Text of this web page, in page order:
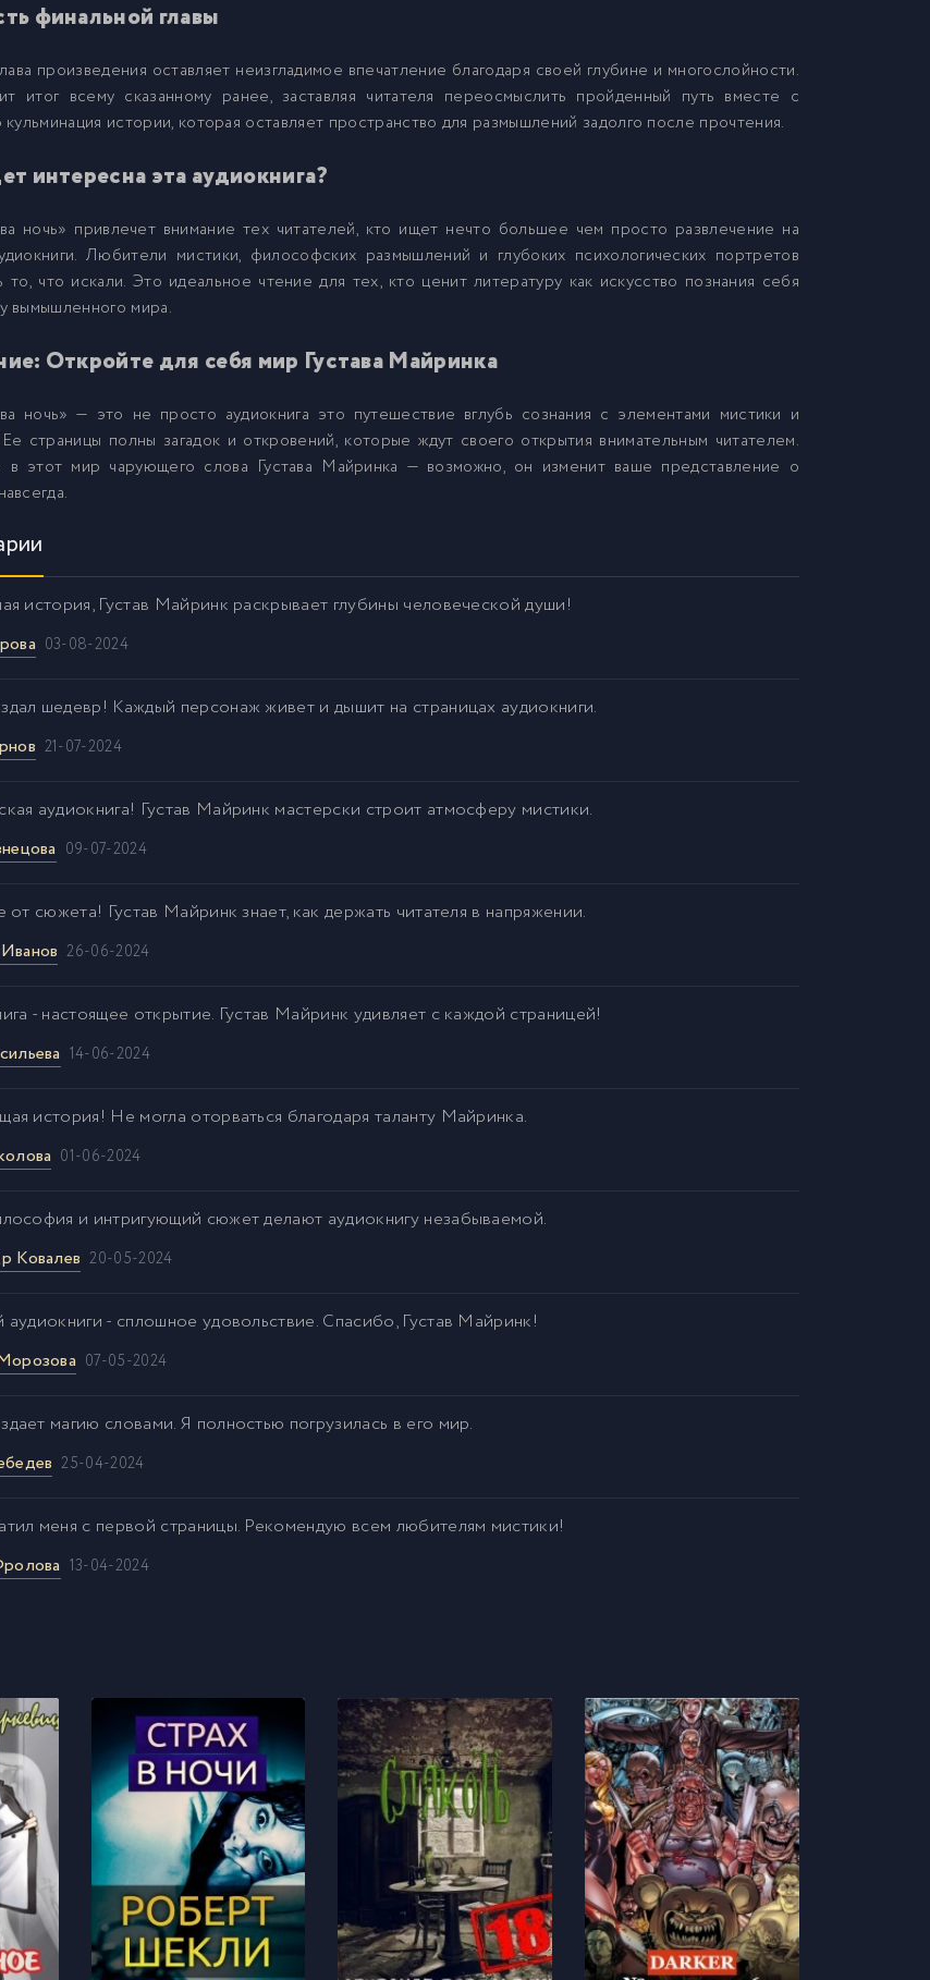
финальной главы
произведения оставляет неизгладимое впечатление благодаря своей глубине и многослойности.
итог всему сказанному ранее, заставляя читателя переосмыслить пройденный путь вместе с
кульминация истории, которая оставляет пространство для размышлений задолго после прочтения.
интересна эта аудиокнига?
ночь» привлечет внимание тех читателей, кто ищет нечто большее чем просто развлечение на
Любители мистики, философских размышлений и глубоких психологических портретов
то, что искали. Это идеальное чтение для тех, кто ценит литературу как искусство познания себя
вымышленного мира.
Откройте для себя мир Густава Майринка
ночь» — это не просто аудиокнига это путешествие вглубь сознания с элементами мистики и
страницы полны загадок и откровений, которые ждут своего открытия внимательным читателем.
в этот мир чарующего слова Густава Майринка — возможно, он изменит ваше представление о
история, Густав Майринк раскрывает глубины человеческой души!
03-08-2024
шедевр! Каждый персонаж живет и дышит на страницах аудиокниги.
21-07-2024
аудиокнига! Густав Майринк мастерски строит атмосферу мистики.
09-07-2024
от сюжета! Густав Майринк знает, как держать читателя в напряжении.
26-06-2024
- настоящее открытие. Густав Майринк удивляет с каждой страницей!
14-06-2024
история! Не могла оторваться благодаря таланту Майринка.
01-06-2024
и интригующий сюжет делают аудиокнигу незабываемой.
Ковалев 20-05-2024
аудиокниги - сплошное удовольствие. Спасибо, Густав Майринк!
07-05-2024
магию словами. Я полностью погрузилась в его мир.
25-04-2024
меня с первой страницы. Рекомендую всем любителям мистики!
13-04-2024